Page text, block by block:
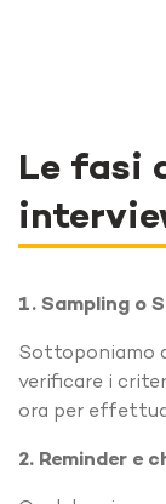
Le fasi
1. Sampling o
Sottoponiamo
verificare i
ora per
2. Reminder e